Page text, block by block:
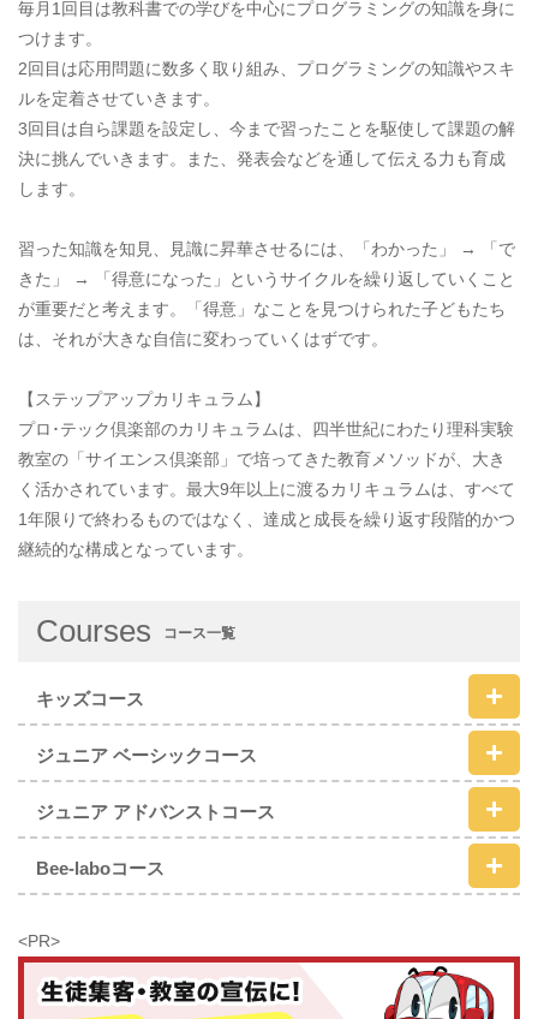
毎月1回目は教科書での学びを中心にプログラミングの知識を身に
つけます。
2回目は応用問題に数多く取り組み、プログラミングの知識やスキ
ルを定着させていきます。
3回目は自ら課題を設定し、今まで習ったことを駆使して課題の解
決に挑んでいきます。また、発表会などを通して伝える力も育成
します。
習った知識を知見、見識に昇華させるには、「わかった」 → 「で
きた」 → 「得意になった」というサイクルを繰り返していくこと
が重要だと考えます。「得意」なことを見つけられた子どもたち
は、それが大きな自信に変わっていくはずです。
【ステップアップカリキュラム】
プロ･テック倶楽部のカリキュラムは、四半世紀にわたり理科実験
教室の「サイエンス倶楽部」で培ってきた教育メソッドが、大き
く活かされています。最大9年以上に渡るカリキュラムは、すべて
1年限りで終わるものではなく、達成と成長を繰り返す段階的かつ
継続的な構成となっています。
Courses コース一覧
キッズコース
ジュニア ベーシックコース
ジュニア アドバンストコース
Bee-laboコース
<PR>